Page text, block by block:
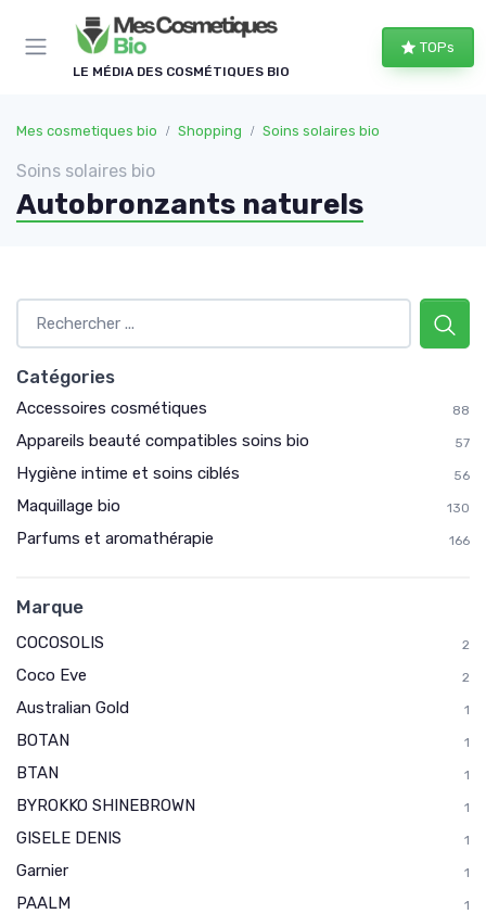
LE MÉDIA DES COSMÉTIQUES BIO
TOPs
Mes cosmetiques bio Shopping Soins solaires bio
Soins solaires bio
Autobronzants naturels
Catégories
Accessoires cosmétiques 88
Appareils beauté compatibles soins bio 57
Hygiène intime et soins ciblés 56
Maquillage bio 130
Parfums et aromathérapie 166
Marque
COCOSOLIS 2
Coco Eve 2
Australian Gold 1
BOTAN 1
BTAN 1
BYROKKO SHINEBROWN 1
GISELE DENIS 1
Garnier 1
PAALM 1
Panneau de gestion des cookies